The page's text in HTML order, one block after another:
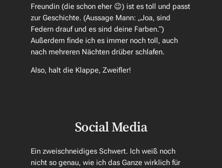
Freundin (die schon eher 😉) ist es toll und passt
zur Geschichte. (Aussage Mann: „Joa, sind
Federn drauf und es sind deine Farben.“)
Außerdem finde ich es immer noch toll, auch
nach mehreren Nächten drüber schlafen.
Also, halt die Klappe, Zweifler!
Social Media
Ein zweischneidiges Schwert. Ich weiß noch
nicht so genau, wie ich das Ganze wirklich für